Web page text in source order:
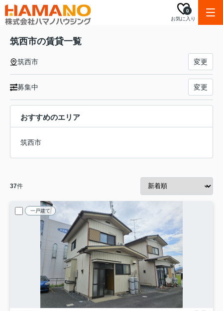
お気に入り
0
筑西市の賃貸一覧
筑西市 変更
募集中 変更
おすすめのエリア
筑西市
37件
一戸建て